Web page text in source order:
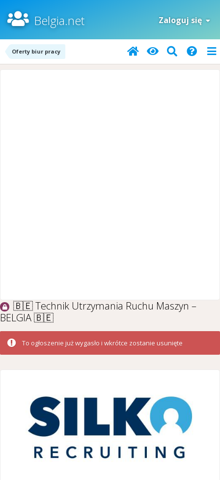
Belgia.net Zaloguj się
Oferty biur pracy
🇧🇪 Technik Utrzymania Ruchu Maszyn –
BELGIA 🇧🇪
To ogłoszenie już wygasło i wkrótce zostanie usunięte